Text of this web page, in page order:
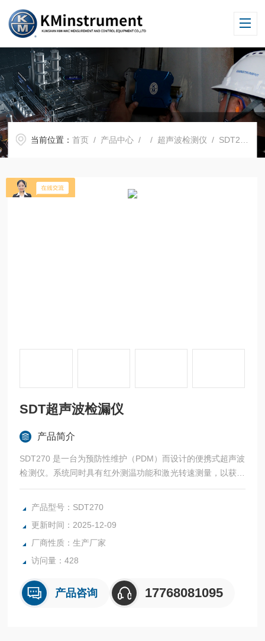
当前位置：首页 / 产品中心 / / 超声波检测仪 / SDT270SDT超声波检漏仪
SDT超声波检漏仪
产品简介
SDT270 是一台为预防性维护（PDM）而设计的便携式超声波
检测仪。系统同时具有红外测温功能和激光转速测量，以获取
温度和转速数据。 SDT270 也是包含一个SQL 数据库的便携
式超声波检测仪，这项功能允许同时收集多类型的检测数据，
转速等数据，创建成数据库，以便分析。
产品型号：SDT270
更新时间：2025-12-09
厂商性质：生产厂家
访问量：428
产品咨询 17768081095